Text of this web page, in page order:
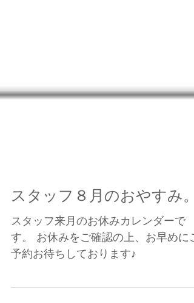
スタッフ８月のおやすみ。
スタッフ来月のお休みカレンダーで
予約お待ちしております♪